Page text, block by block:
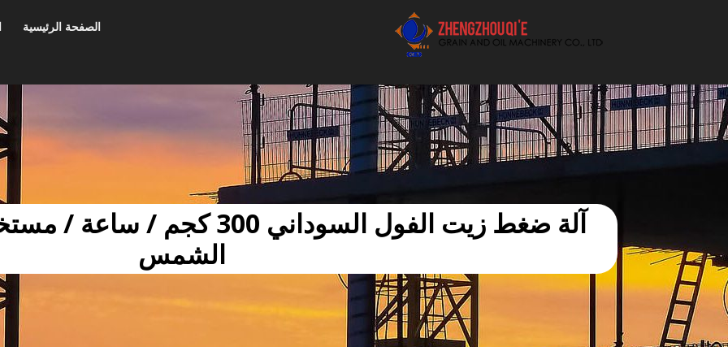
أفضل بيع آلة الزيوت النباتية الموردون
الصفحة الرئيسية
آلة ضغط زيت الفول السوداني
الشمس